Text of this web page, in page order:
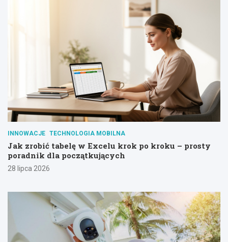
INNOWACJE TECHNOLOGIA MOBILNA
Jak zrobić tabelę w Excelu krok po kroku – prosty
poradnik dla początkujących
28 lipca 2026